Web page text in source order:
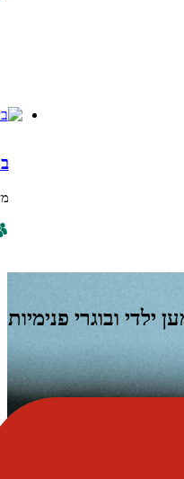
בינגו פסח -
משחק חידות
בוגר,
פנימיות